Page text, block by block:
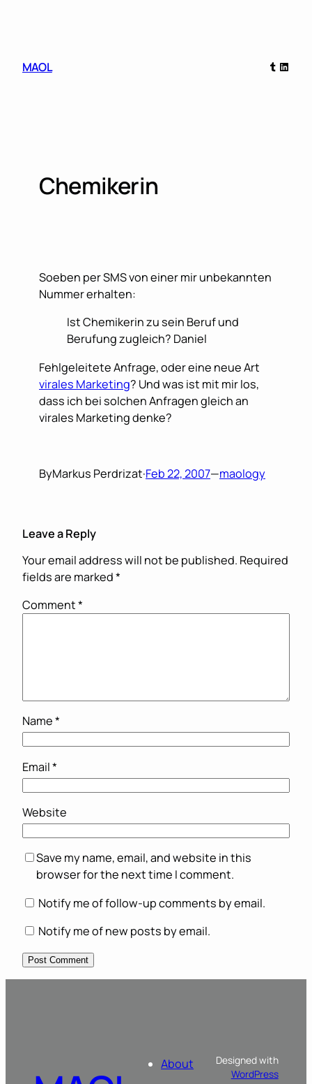
MAOL
Tumblr
Chemikerin
Soeben per SMS von einer mir unbekannten
Nummer erhalten:
Ist Chemikerin zu sein Beruf und
Berufung zugleich? Daniel
Fehlgeleitete Anfrage, oder eine neue Art
virales Marketing? Und was ist mit mir los,
dass ich bei solchen Anfragen gleich an
virales Marketing denke?
ByMarkus Perdrizat·Feb 22, 2007—maology
Leave a Reply
Your email address will not be published. Required
fields are marked*
Comment*
Name*
Email*
Website
Save my name, email, and website in this
browser for the next time I comment.
Notify me of follow-up comments by email.
Notify me of new posts by email.
About
Designed with
WordPress